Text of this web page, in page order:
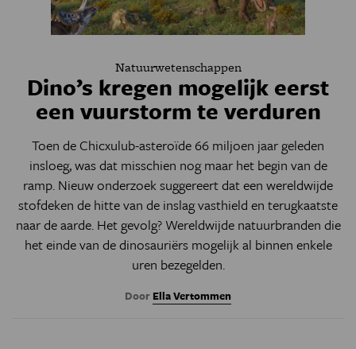
Natuurwetenschappen
Dino’s kregen mogelijk eerst
een vuurstorm te verduren
Toen de Chicxulub-asteroïde 66 miljoen jaar geleden
insloeg, was dat misschien nog maar het begin van de
ramp. Nieuw onderzoek suggereert dat een wereldwijde
stofdeken de hitte van de inslag vasthield en terugkaatste
naar de aarde. Het gevolg? Wereldwijde natuurbranden die
het einde van de dinosauriërs mogelijk al binnen enkele
uren bezegelden.
Door Ella Vertommen